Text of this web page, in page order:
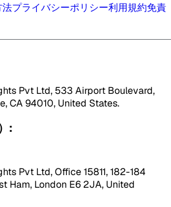
法プライバシーポリシー利用規約免責
Pvt Ltd, 533 Airport Boulevard,
CA 94010, United States.
:
Pvt Ltd, Office 15811, 182-184
Ham, London E6 2JA, United